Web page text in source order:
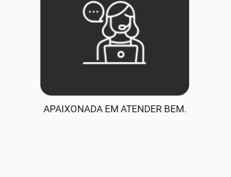
APAIXONADA EM ATENDER BEM.